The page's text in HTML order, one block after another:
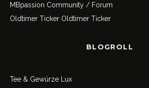
MBpassion Community / Forum
Oldtimer Ticker Oldtimer Ticker
BLOGROLL
Tee & Gewürze Lux